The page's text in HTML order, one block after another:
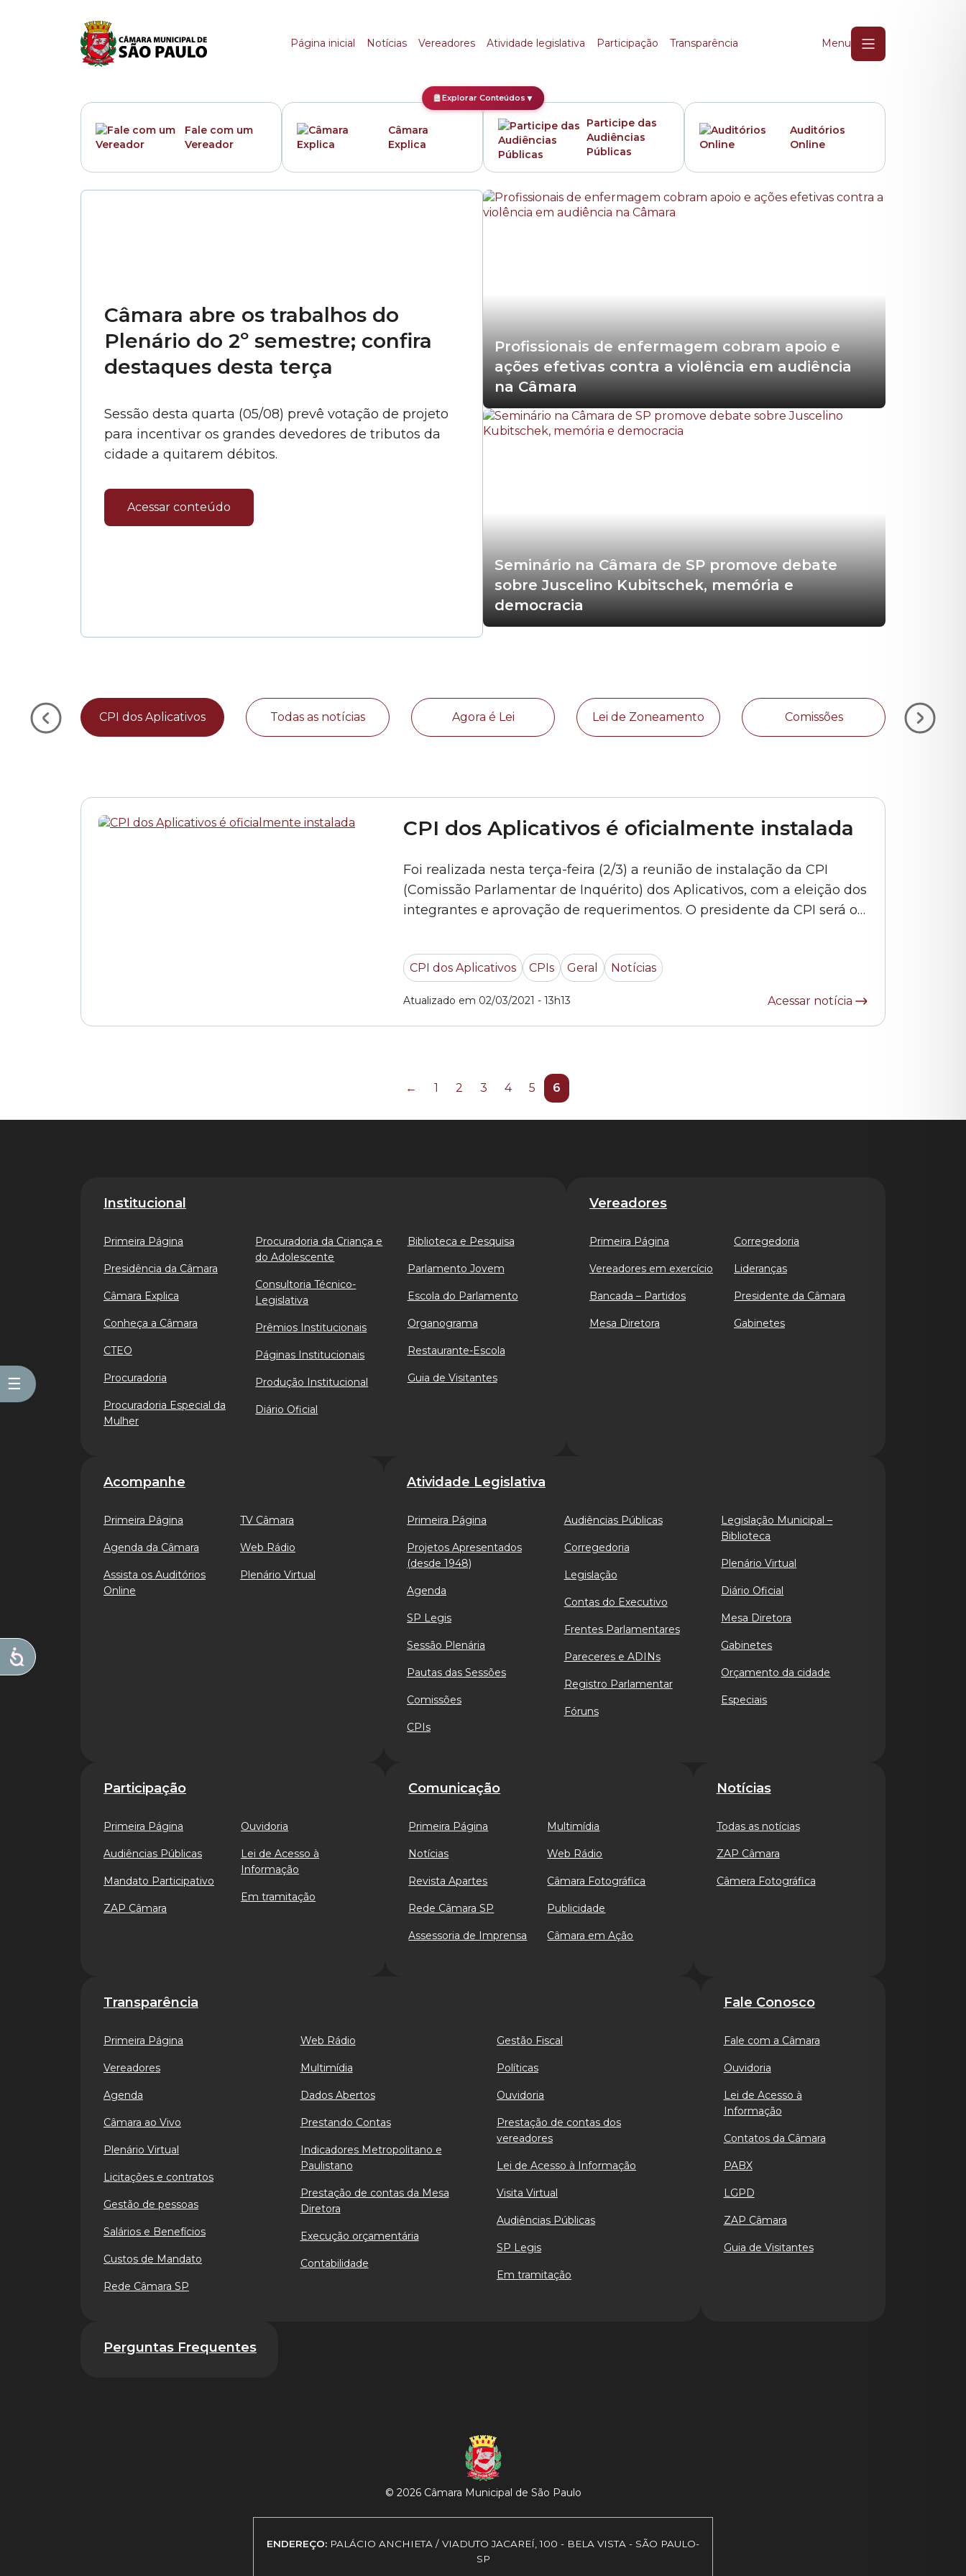
Categoria:
Explorar Conteúdos ▼
☰
Página inicial Notícias Vereadores Atividade legislativa Participação Transparência Menu
Fale com um
Vereador
Câmara
Explica
Participe das
Audiências
Públicas
Auditórios
Online
Câmara abre os trabalhos do
Plenário do 2º semestre; confira
destaques desta terça
Sessão desta quarta (05/08) prevê votação de projeto
para incentivar os grandes devedores de tributos da
cidade a quitarem débitos.
Acessar conteúdo
Profissionais de enfermagem cobram apoio e
ações efetivas contra a violência em audiência
na Câmara
Seminário na Câmara de SP promove debate
sobre Juscelino Kubitschek, memória e
democracia
CPI dos Aplicativos Todas as notícias Agora é Lei Lei de Zoneamento Comissões
CPI dos Aplicativos é oficialmente instalada
Foi realizada nesta terça-feira (2/3) a reunião de instalação da CPI
(Comissão Parlamentar de Inquérito) dos Aplicativos, com a eleição dos
integrantes e aprovação de requerimentos. O presidente da CPI será o
Luz (PATRIOTA), e para relator o vereador Camilo Cristófaro (PSB).
Completam os... »
CPI dos Aplicativos CPIs Geral Notícias
Atualizado em 02/03/2021 - 13h13 Acessar notícia
← 1 2 3 4 5 6
Institucional
Primeira Página
Presidência da Câmara
Câmara Explica
Conheça a Câmara
CTEO
Procuradoria
Procuradoria Especial da
Mulher
Procuradoria da Criança e
do Adolescente
Consultoria Técnico-
Legislativa
Prêmios Institucionais
Páginas Institucionais
Produção Institucional
Diário Oficial
Biblioteca e Pesquisa
Parlamento Jovem
Escola do Parlamento
Organograma
Restaurante-Escola
Guia de Visitantes
Vereadores
Primeira Página
Vereadores em exercício
Bancada – Partidos
Mesa Diretora
Corregedoria
Lideranças
Presidente da Câmara
Gabinetes
Acompanhe
Primeira Página
Agenda da Câmara
Assista os Auditórios
Online
TV Câmara
Web Rádio
Plenário Virtual
Atividade Legislativa
Primeira Página
Projetos Apresentados
(desde 1948)
Agenda
SP Legis
Sessão Plenária
Pautas das Sessões
Comissões
CPIs
Audiências Públicas
Corregedoria
Legislação
Contas do Executivo
Frentes Parlamentares
Pareceres e ADINs
Registro Parlamentar
Fóruns
Legislação Municipal –
Biblioteca
Plenário Virtual
Diário Oficial
Mesa Diretora
Gabinetes
Orçamento da cidade
Especiais
Participação
Primeira Página
Audiências Públicas
Mandato Participativo
ZAP Câmara
Ouvidoria
Lei de Acesso à
Informação
Em tramitação
Comunicação
Primeira Página
Notícias
Revista Apartes
Rede Câmara SP
Assessoria de Imprensa
Multimídia
Web Rádio
Câmara Fotográfica
Publicidade
Câmara em Ação
Notícias
Todas as notícias
ZAP Câmara
Câmera Fotográfica
Transparência
Primeira Página
Vereadores
Agenda
Câmara ao Vivo
Plenário Virtual
Licitações e contratos
Gestão de pessoas
Salários e Benefícios
Custos de Mandato
Rede Câmara SP
Web Rádio
Multimídia
Dados Abertos
Prestando Contas
Indicadores Metropolitano e
Paulistano
Prestação de contas da Mesa
Diretora
Execução orçamentária
Contabilidade
Gestão Fiscal
Políticas
Ouvidoria
Prestação de contas dos
vereadores
Lei de Acesso à Informação
Visita Virtual
Audiências Públicas
SP Legis
Em tramitação
Fale Conosco
Fale com a Câmara
Ouvidoria
Lei de Acesso à
Informação
Contatos da Câmara
PABX
LGPD
ZAP Câmara
Guia de Visitantes
Perguntas Frequentes
© 2026 Câmara Municipal de São Paulo
ENDEREÇO: PALÁCIO ANCHIETA / VIADUTO JACAREÍ, 100 - BELA VISTA - SÃO PAULO-
SP